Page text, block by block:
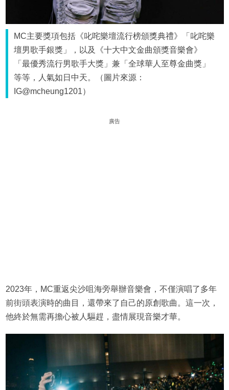
MC主要獎項包括《叱咤樂壇流行榜頒獎典禮》「叱咤樂
壇男歌手銀獎」，以及《十大中文金曲頒獎音樂會》
「最優秀流行男歌手大獎」兼「全球華人至尊金曲獎」
等等，人氣如日中天。（圖片來源：
IG@mcheung1201）
廣告
2023年，MC重返尖沙咀海旁舉辦音樂會，不僅演唱了多年
前街頭表演時的曲目，還帶來了自己的原創歌曲。這一次，
他終於無需再擔心被人驅趕，盡情展現音樂才華。